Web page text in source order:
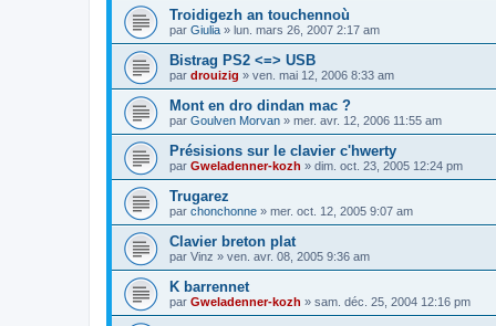
Troidigezh an touchennoù
par Giulia » lun. mars 26, 2007 2:17 am
Bistrag PS2 <=> USB
par drouizig » ven. mai 12, 2006 8:33 am
Mont en dro dindan mac ?
par Goulven Morvan » mer. avr. 12, 2006 11:55 am
Présisions sur le clavier c'hwerty
par Gweladenner-kozh » dim. oct. 23, 2005 12:24 pm
Trugarez
par chonchonne » mer. oct. 12, 2005 9:07 am
Clavier breton plat
par Vinz » ven. avr. 08, 2005 9:36 am
K barrennet
par Gweladenner-kozh » sam. déc. 25, 2004 12:16 pm